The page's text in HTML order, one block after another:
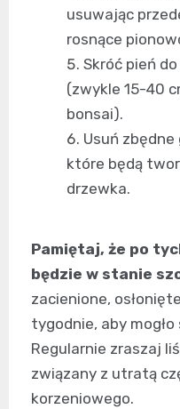
usuwając
rosnące
Skróć pień
(zwykle 15-40
bonsai).
Usuń
które będą
drzewka.
Pamiętaj, że po
będzie w stanie
zacienione,
tygodnie, aby
Regularnie zraszaj
związany z utratą
korzeniowego.